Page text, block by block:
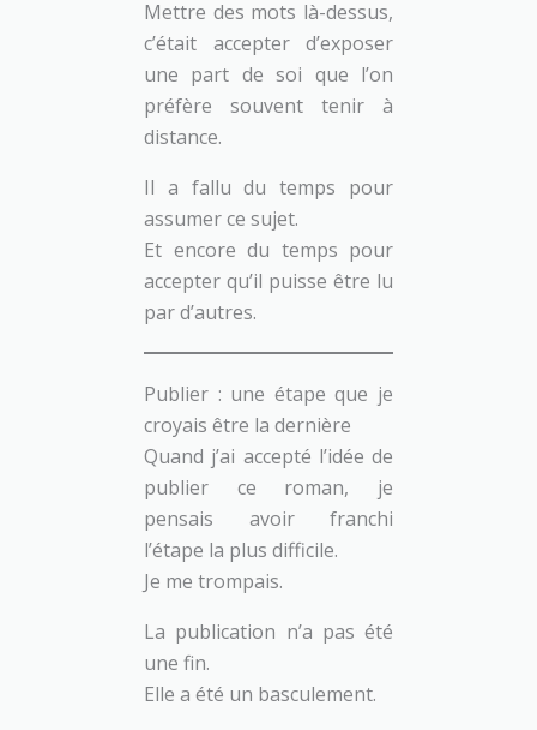
Mettre des mots là-dessus,
c’était accepter d’exposer
une part de soi que l’on
préfère souvent tenir à
distance.
Il a fallu du temps pour
assumer ce sujet.
Et encore du temps pour
accepter qu’il puisse être lu
par d’autres.
Publier : une étape que je
croyais être la dernière
Quand j’ai accepté l’idée de
publier ce roman, je
pensais avoir franchi
l’étape la plus difficile.
Je me trompais.
La publication n’a pas été
une fin.
Elle a été un basculement.